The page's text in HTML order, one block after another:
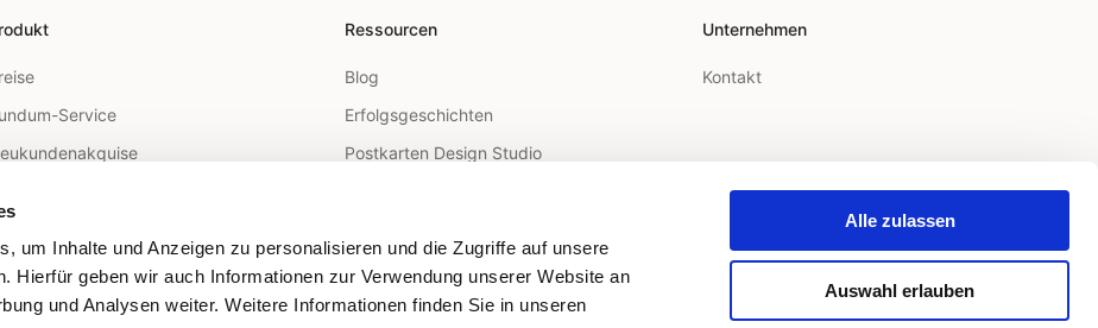
um Inhalte und Anzeigen zu personalisieren und die Zugriffe auf unsere
Hierfür geben wir auch Informationen zur Verwendung unserer Website an
und Analysen weiter. Weitere Informationen finden Sie in unseren
Alle zulassen
Auswahl erlauben
Service
Mail API
Ressourcen
Blog
Erfolgsgeschichten
Postkarten Design Studio
Unternehmen
Kontakt